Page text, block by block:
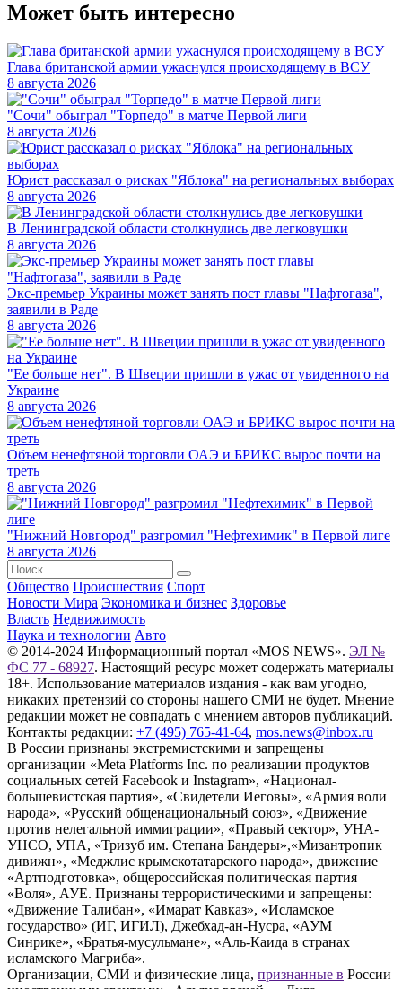
Может быть интересно
Глава британской армии ужаснулся происходящему в ВСУ
8 августа 2026
"Сочи" обыграл "Торпедо" в матче Первой лиги
8 августа 2026
Юрист рассказал о рисках "Яблока" на региональных выборах
8 августа 2026
В Ленинградской области столкнулись две легковушки
8 августа 2026
Экс-премьер Украины может занять пост главы "Нафтогаза",
заявили в Раде
8 августа 2026
"Ее больше нет". В Швеции пришли в ужас от увиденного на
Украине
8 августа 2026
Объем ненефтяной торговли ОАЭ и БРИКС вырос почти на
треть
8 августа 2026
"Нижний Новгород" разгромил "Нефтехимик" в Первой лиге
8 августа 2026
Общество Происшествия Спорт
Новости Мира Экономика и бизнес Здоровье
Власть Недвижимость
Наука и технологии Авто
© 2014-2024 Информационный портал «MOS NEWS». ЭЛ №
ФС 77 - 68927. Настоящий ресурс может содержать материалы
18+. Использование материалов издания - как вам угодно,
никаких претензий со стороны нашего СМИ не будет. Мнение
редакции может не совпадать с мнением авторов публикаций.
Контакты редакции: +7 (495) 765-41-64, mos.news@inbox.ru
В России признаны экстремистскими и запрещены
организации «Meta Platforms Inc. по реализации продуктов —
социальных сетей Facebook и Instagram», «Национал-
большевистская партия», «Свидетели Иеговы», «Армия воли
народа», «Русский общенациональный союз», «Движение
против нелегальной иммиграции», «Правый сектор», УНА-
УНСО, УПА, «Тризуб им. Степана Бандеры»,«Мизантропик
дивижн», «Меджлис крымскотатарского народа», движение
«Артподготовка», общероссийская политическая партия
«Воля», АУЕ. Признаны террористическими и запрещены:
«Движение Талибан», «Имарат Кавказ», «Исламское
государство» (ИГ, ИГИЛ), Джебхад-ан-Нусра, «АУМ
Синрике», «Братья-мусульмане», «Аль-Каида в странах
исламского Магриба».
Организации, СМИ и физические лица, признанные в России